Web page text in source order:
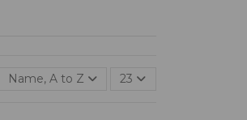
Name, A to Z 23